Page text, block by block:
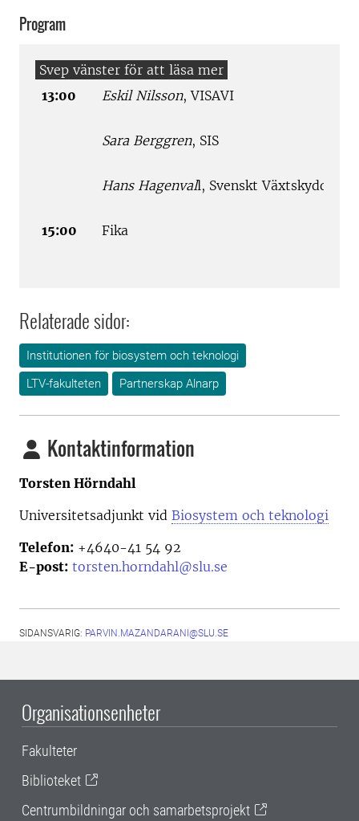
Program
13:00 Eskil Nilsson, VISAVI
Sara Berggren, SIS
Hans Hagenvall, Svenskt Växtskydd
15:00 Fika
Relaterade sidor:
Institutionen för biosystem och teknologi
LTV-fakulteten
Partnerskap Alnarp
Kontaktinformation
Torsten Hörndahl
Universitetsadjunkt vid Biosystem och teknologi
Telefon: +4640-41 54 92
E-post: torsten.horndahl@slu.se
SIDANSVARIG: PARVIN.MAZANDARANI@SLU.SE
Organisationsenheter
Fakulteter
Biblioteket
Centrumbildningar och samarbetsprojekt